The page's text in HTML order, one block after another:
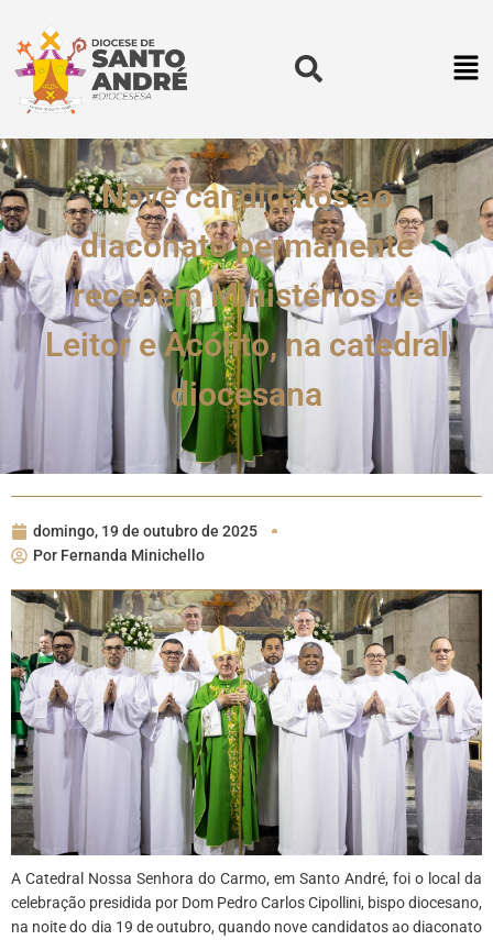
Nove candidatos ao
diaconato permanente
recebem Ministérios de
Leitor e Acólito, na catedral
diocesana
domingo, 19 de outubro de 2025
Por Fernanda Minichello
A Catedral Nossa Senhora do Carmo, em Santo André, foi o local da
celebração presidida por Dom Pedro Carlos Cipollini, bispo diocesano,
na noite do dia 19 de outubro, quando nove candidatos ao diaconato